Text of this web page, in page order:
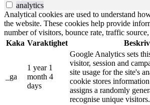
analytics
Analytical cookies are used to understand
the website. These cookies help provide
number of visitors, bounce rate, traffic source,
Kaka Varaktighet
_ga
1 year 1
month 4
days
Google Analytics sets
visitor, session and
site usage for the site's
cookie stores
assigns a randomly
recognise unique visitors.